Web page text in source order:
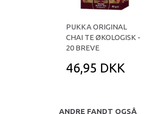
PUKKA ORIGINAL
CHAI TE ØKOLOGISK -
20 BREVE
46,95 DKK
ANDRE FANDT OGSÅ